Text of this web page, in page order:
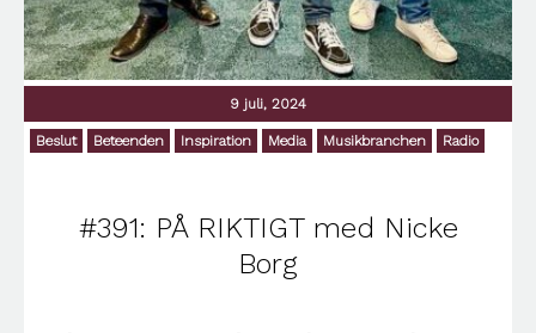
9 juli, 2024
Beslut Beteenden Inspiration Media Musikbranchen Radio
#391: PÅ RIKTIGT med Nicke
Borg